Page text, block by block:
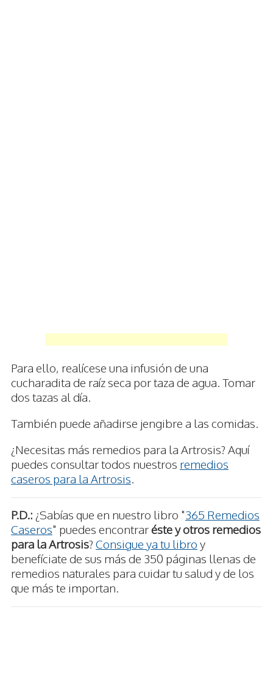
Para ello, realícese una infusión de una
cucharadita de raíz seca por taza de agua. Tomar
dos tazas al día.
También puede añadirse jengibre a las comidas.
¿Necesitas más remedios para la Artrosis? Aquí
puedes consultar todos nuestros remedios
caseros para la Artrosis.
P.D.: ¿Sabías que en nuestro libro "365 Remedios
Caseros" puedes encontraréste y otros remedios
para la Artrosis? Consigue ya tu libro y
benefíciate de sus más de 350 páginas llenas de
remedios naturales para cuidar tu salud y de los
que más te importan.